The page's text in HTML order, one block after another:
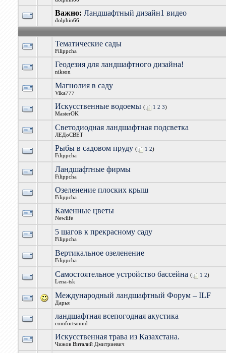
Важно: Ландшафтный дизайн1 видео
dolphin66
Тематические сады
Filippcha
Геодезия для ландшафтного дизайна!
nikson
Магнолия в саду
Vika777
Искусственные водоемы ( 1 2 3)
MasterOK
Светодиодная ландшафтная подсветка
ЛЕДоСВЕТ
Рыбы в садовом пруду ( 1 2)
Filippcha
Ландшафтные фирмы
Filippcha
Озеленение плоских крыш
Filippcha
Каменные цветы
Newlife
5 шагов к прекрасному саду
Filippcha
Вертикальное озеленение
Filippcha
Самостоятельное устройство бассейна ( 1 2)
Lena-tsk
Международный ландшафтный Форум – ILF
Дарья
ландшафтная всепогодная акустика
comfortsound
Искусственная трава из Казахстана.
Чижов Виталий Дмитриевич